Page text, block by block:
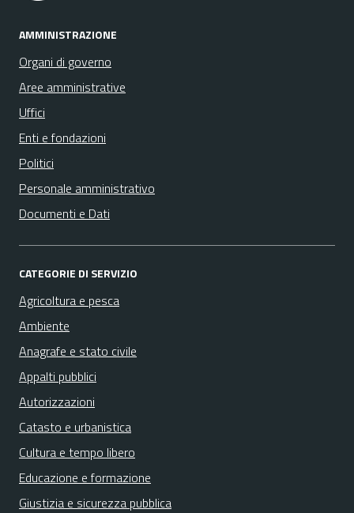
AMMINISTRAZIONE
Organi di governo
Aree amministrative
Uffici
Enti e fondazioni
Politici
Personale amministrativo
Documenti e Dati
CATEGORIE DI SERVIZIO
Agricoltura e pesca
Ambiente
Anagrafe e stato civile
Appalti pubblici
Autorizzazioni
Catasto e urbanistica
Cultura e tempo libero
Educazione e formazione
Giustizia e sicurezza pubblica